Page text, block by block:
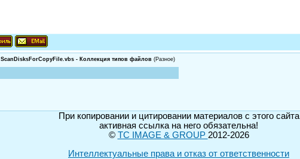
ScanDisksForCopyFile.vbs - Коллекция типов файлов (Разное)
При копировании и цитировании материалов с этого сайта
активная ссылка на него обязательна!
© TC IMAGE & GROUP 2012-2026
Интеллектуальные права и отказ от ответственности